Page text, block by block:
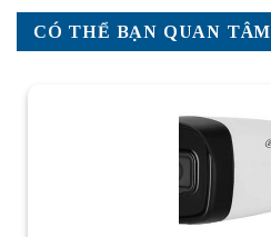
CÓ THỂ BẠN QUAN TÂM